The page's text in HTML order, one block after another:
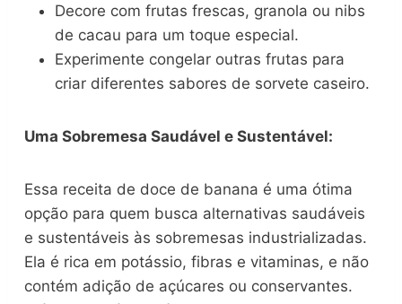
Decore com frutas frescas, granola ou nibs
de cacau para um toque especial.
Experimente congelar outras frutas para
criar diferentes sabores de sorvete caseiro.
Uma Sobremesa Saudável e Sustentável:
Essa receita de doce de banana é uma ótima
opção para quem busca alternativas saudáveis
e sustentáveis às sobremesas industrializadas.
Ela é rica em potássio, fibras e vitaminas, e não
contém adição de açúcares ou conservantes.